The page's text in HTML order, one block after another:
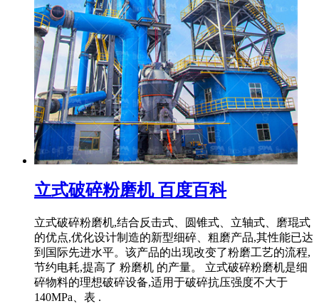
立式破碎粉磨机 百度百科
立式破碎粉磨机,结合反击式、圆锥式、立轴式、磨琨式
的优点,优化设计制造的新型细碎、粗磨产品,其性能已达
到国际先进水平。该产品的出现改变了粉磨工艺的流程,
节约电耗,提高了 粉磨机 的产量。 立式破碎粉磨机是细
碎物料的理想破碎设备,适用于破碎抗压强度不大于
140MPa、表 .